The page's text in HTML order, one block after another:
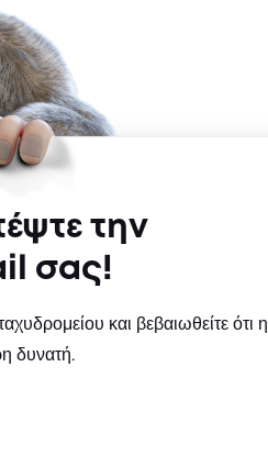
την
σας!
και βεβαιωθείτε ότι η
δυνατή.